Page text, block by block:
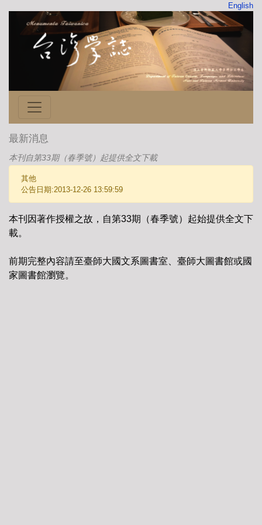
English
最新消息
本刊自第33期（春季號）起提供全文下載
其他
公告日期:2013-12-26 13:59:59
本刊因著作授權之故，自第33期（春季號）起始提供全文下
載。
前期完整內容請至臺師大國文系圖書室、臺師大圖書館或國
家圖書館瀏覽。